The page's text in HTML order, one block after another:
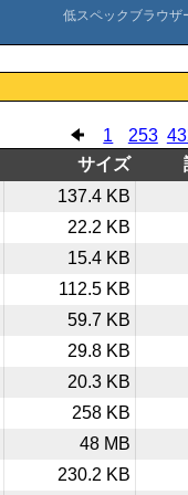
1 253
サイズ
137.4 KB
22.2 KB
15.4 KB
112.5 KB
59.7 KB
29.8 KB
20.3 KB
258 KB
48 MB
230.2 KB